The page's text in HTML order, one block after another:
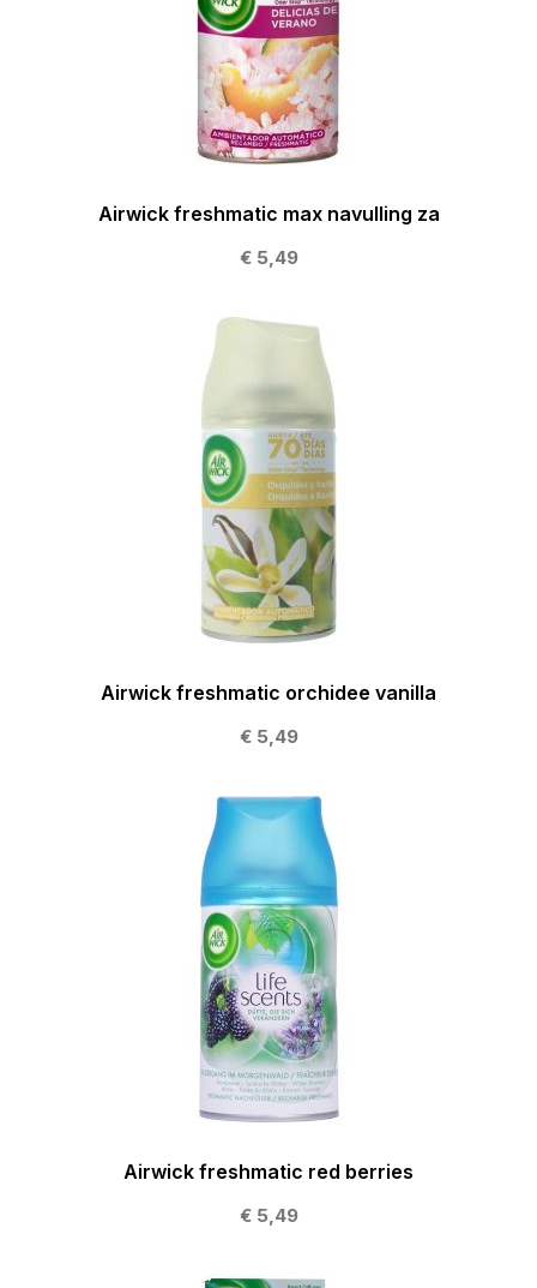
Airwick freshmatic max navulling za
€ 5,49
Airwick freshmatic orchidee vanilla
€ 5,49
Airwick freshmatic red berries
€ 5,49